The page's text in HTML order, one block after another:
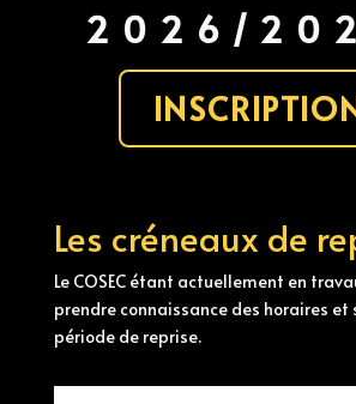
2026/
Les créneaux de
Le COSEC étant actuellement en
prendre connaissance des horaires et
période de reprise.